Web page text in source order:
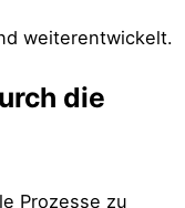
weiterentwickelt.
die
Prozesse zu